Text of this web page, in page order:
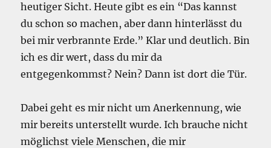
heutiger Sicht. Heute gibt es ein “Das kannst
du schon so machen, aber dann hinterlässt du
bei mir verbrannte Erde.” Klar und deutlich. Bin
ich es dir wert, dass du mir da
entgegenkommst? Nein? Dann ist dort die Tür.
Dabei geht es mir nicht um Anerkennung, wie
mir bereits unterstellt wurde. Ich brauche nicht
möglichst viele Menschen, die mir